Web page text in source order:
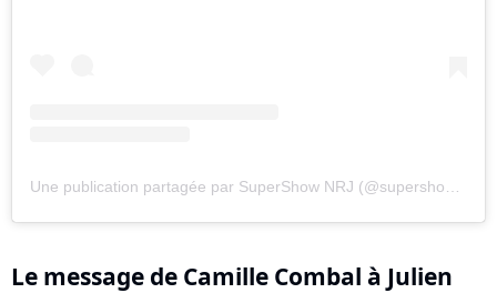
Le message de Camille Combal à Julien